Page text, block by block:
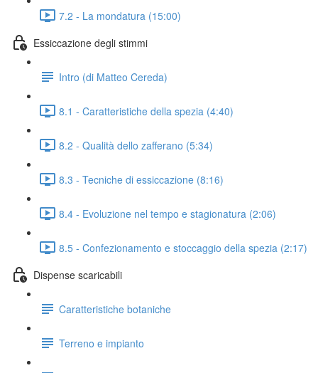
7.2 - La mondatura (15:00)
Essiccazione degli stimmi
Intro (di Matteo Cereda)
8.1 - Caratteristiche della spezia (4:40)
8.2 - Qualità dello zafferano (5:34)
8.3 - Tecniche di essiccazione (8:16)
8.4 - Evoluzione nel tempo e stagionatura (2:06)
8.5 - Confezionamento e stoccaggio della spezia (2:17)
Dispense scaricabili
Caratteristiche botaniche
Terreno e impianto